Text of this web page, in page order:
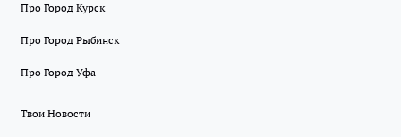
Про Город Курск
Про Город Рыбинск
Про Город Уфа
Твои Новости